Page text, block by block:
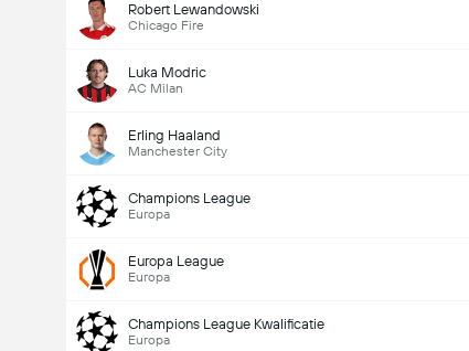
Robert Lewandowski
Chicago Fire
Luka Modric
AC Milan
Erling Haaland
Manchester City
Champions League
Europa
Europa League
Europa
Champions League Kwalificatie
Europa